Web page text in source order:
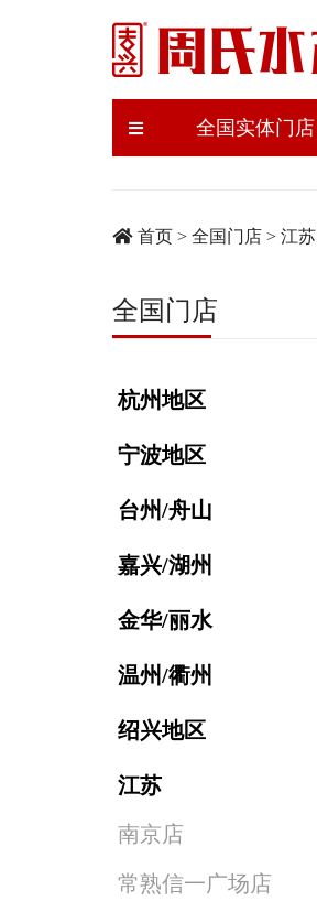
全国实体门店
首页 > 全国门店 > 江苏
全国门店
杭州地区
宁波地区
台州/舟山
嘉兴/湖州
金华/丽水
温州/衢州
绍兴地区
江苏
南京店
常熟信一广场店